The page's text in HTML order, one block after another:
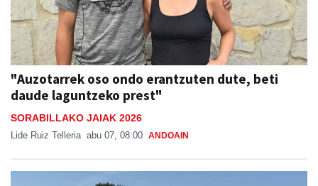
"Auzotarrek oso ondo erantzuten dute, beti
daude laguntzeko prest"
SORABILLAKO JAIAK 2026
Lide Ruiz Telleria abu 07, 08:00 ANDOAIN